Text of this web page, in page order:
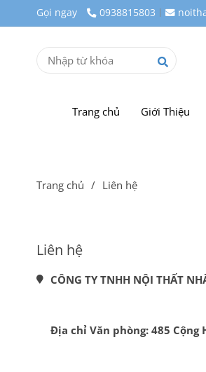
Gọi ngay 0938815803
Trang chủ Giới Thiệu
Trang chủ / Liên hệ
Liên hệ
CÔNG TY TNHH NỘI THẤT
Địa chỉ Văn phòng: 485 Cộng